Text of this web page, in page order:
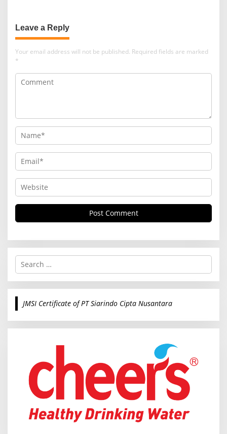
Leave a Reply
Your email address will not be published. Required fields are marked
*
S
r
c
o
JMSI Certificate of PT Siarindo Cipta Nusantara